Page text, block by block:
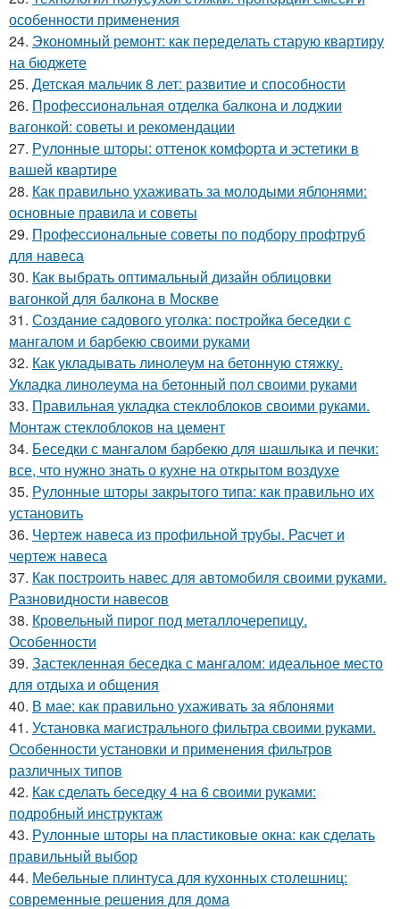
особенности применения
24. Экономный ремонт: как переделать старую квартиру
на бюджете
25. Детская мальчик 8 лет: развитие и способности
26. Профессиональная отделка балкона и лоджии
вагонкой: советы и рекомендации
27. Рулонные шторы: оттенок комфорта и эстетики в
вашей квартире
28. Как правильно ухаживать за молодыми яблонями:
основные правила и советы
29. Профессиональные советы по подбору профтруб
для навеса
30. Как выбрать оптимальный дизайн облицовки
вагонкой для балкона в Москве
31. Создание садового уголка: постройка беседки с
мангалом и барбекю своими руками
32. Как укладывать линолеум на бетонную стяжку.
Укладка линолеума на бетонный пол своими руками
33. Правильная укладка стеклоблоков своими руками.
Монтаж стеклоблоков на цемент
34. Беседки с мангалом барбекю для шашлыка и печки:
все, что нужно знать о кухне на открытом воздухе
35. Рулонные шторы закрытого типа: как правильно их
установить
36. Чертеж навеса из профильной трубы. Расчет и
чертеж навеса
37. Как построить навес для автомобиля своими руками.
Разновидности навесов
38. Кровельный пирог под металлочерепицу.
Особенности
39. Застекленная беседка с мангалом: идеальное место
для отдыха и общения
40. В мае: как правильно ухаживать за яблонями
41. Установка магистрального фильтра своими руками.
Особенности установки и применения фильтров
различных типов
42. Как сделать беседку 4 на 6 своими руками:
подробный инструктаж
43. Рулонные шторы на пластиковые окна: как сделать
правильный выбор
44. Мебельные плинтуса для кухонных столешниц:
современные решения для дома